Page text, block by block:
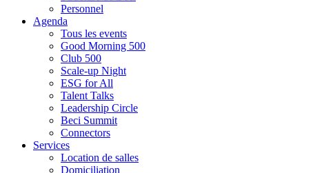
Personnel
Agenda
Tous les events
Good Morning 500
Club 500
Scale-up Night
ESG for All
Talent Talks
Leadership Circle
Beci Summit
Connectors
Services
Location de salles
Domiciliation